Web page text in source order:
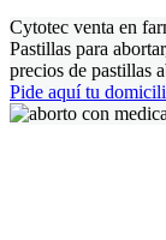
Cytotec venta en
Pastillas para
precios de pastillas
Pide aquí tu